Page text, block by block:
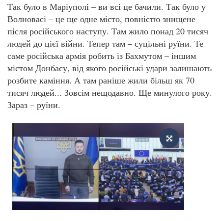
Так було в Маріуполі – ви всі це бачили. Так було у
Волновасі – це ще одне місто, повністю знищене
після російського наступу. Там жило понад 20 тисяч
людей до цієї війни. Тепер там – суцільні руїни. Те
саме російська армія робить із Бахмутом – іншим
містом Донбасу, від якого російські удари залишають
розбите каміння. А там раніше жили більш як 70
тисяч людей... Зовсім нещодавно. Ще минулого року.
Зараз – руїни.